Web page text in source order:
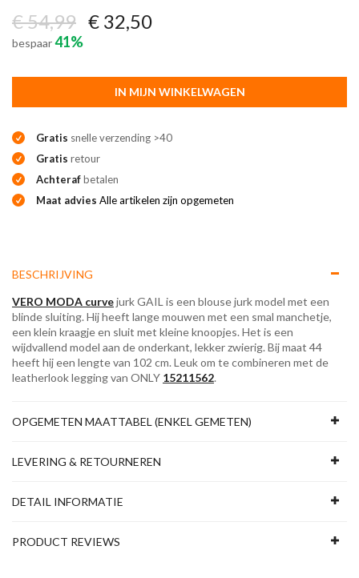
€ 54,99 € 32,50
bespaar41%
IN MIJN WINKELWAGEN
Gratis snelle verzending >40
Gratis retour
Achterafbetalen
Maat advies Alle artikelen zijn opgemeten
BESCHRIJVING
VERO MODA curvejurk GAIL is een blouse jurk model met een
blinde sluiting. Hij heeft lange mouwen met een smal manchetje,
een klein kraagje en sluit met kleine knoopjes. Het is een
wijdvallend model aan de onderkant, lekker zwierig. Bij maat 44
heeft hij een lengte van 102 cm. Leuk om te combineren met de
leatherlook legging van ONLY 15211562.
OPGEMETEN MAATTABEL (ENKEL GEMETEN)
LEVERING & RETOURNEREN
DETAIL INFORMATIE
PRODUCT REVIEWS